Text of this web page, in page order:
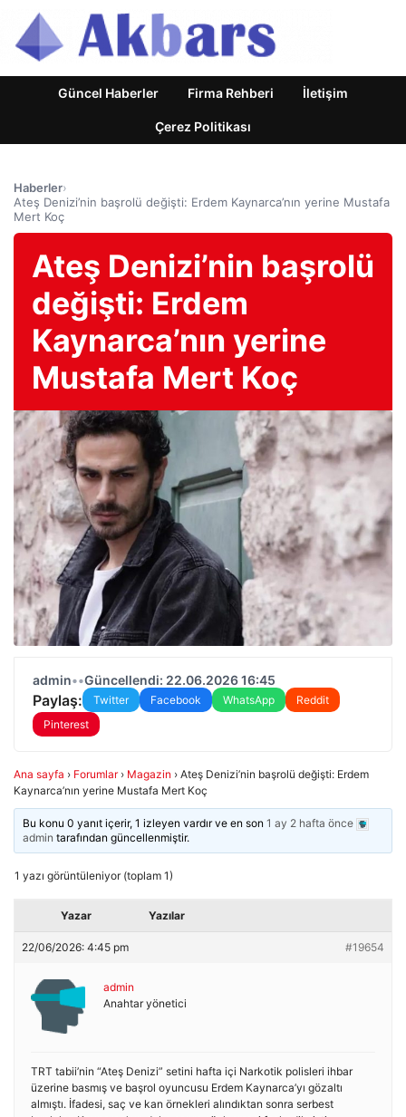
Güncel Haberler Firma Rehberi İletişim
Çerez Politikası
Haberler›
Ateş Denizi’nin başrolü değişti: Erdem Kaynarca’nın yerine Mustafa
Mert Koç
Ateş Denizi’nin başrolü
değişti: Erdem
Kaynarca’nın yerine
Mustafa Mert Koç
admin••Güncellendi: 22.06.2026 16:45
Paylaş: Twitter Facebook WhatsApp
Reddit
Pinterest
Ana sayfa › Forumlar › Magazin › Ateş Denizi’nin başrolü değişti: Erdem
Kaynarca’nın yerine Mustafa Mert Koç
Bu konu 0 yanıt içerir, 1 izleyen vardır ve en son1 ay 2 hafta önce
admin tarafından güncellenmiştir.
1 yazı görüntüleniyor (toplam 1)
Yazar Yazılar
22/06/2026: 4:45 pm #19654
admin
Anahtar yönetici
TRT tabii’nin “Ateş Denizi” setini hafta içi Narkotik polisleri ihbar
üzerine basmış ve başrol oyuncusu Erdem Kaynarca’yı gözaltı
almıştı. İfadesi, saç ve kan örnekleri alındıktan sonra serbest